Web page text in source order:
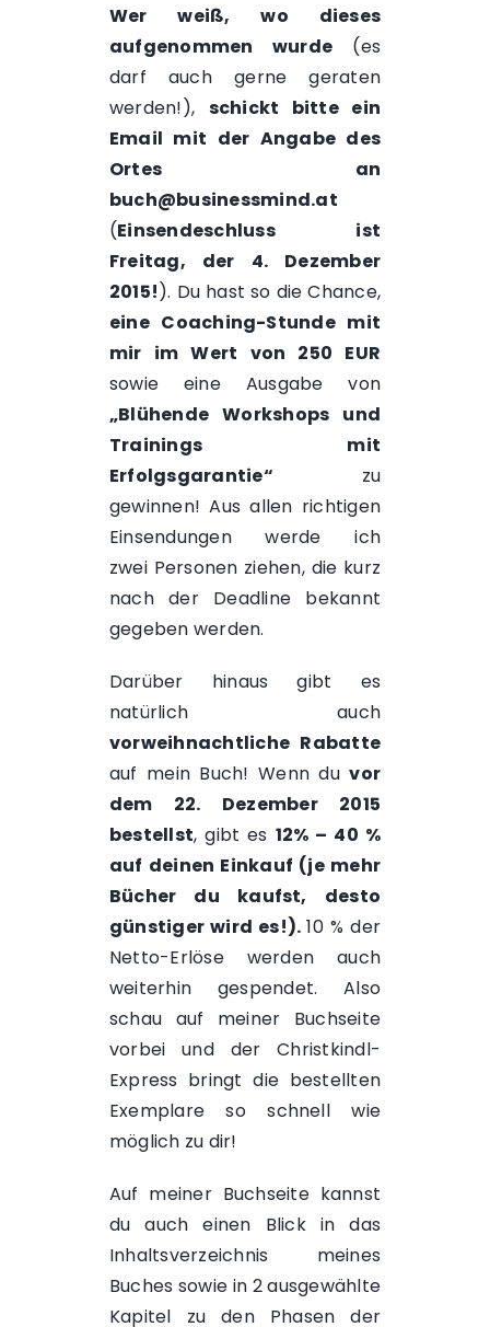
Wer weiß, wo dieses
aufgenommen wurde (es
darf auch gerne geraten
werden!), schickt bitte ein
Email mit der Angabe des
Ortes an
buch@businessmind.at
(Einsendeschluss ist
Freitag, der 4. Dezember
2015!). Du hast so die Chance,
eine Coaching-Stunde mit
mir im Wert von 250 EUR
sowie eine Ausgabe von
„Blühende Workshops und
Trainings mit
Erfolgsgarantie“ zu
gewinnen! Aus allen richtigen
Einsendungen werde ich
zwei Personen ziehen, die kurz
nach der Deadline bekannt
gegeben werden.
Darüber hinaus gibt es
natürlich auch
vorweihnachtliche Rabatte
auf mein Buch! Wenn duvor
dem 22. Dezember 2015
bestellst, gibt es 12% – 40 %
auf deinen Einkauf (je mehr
Bücher du kaufst, desto
günstiger wird es!).10 % der
Netto-Erlöse werden auch
weiterhin gespendet. Also
schau auf meiner Buchseite
vorbei und der Christkindl-
Express bringt die bestellten
Exemplare so schnell wie
möglich zu dir!
Auf meiner Buchseitekannst
du auch einen Blick in das
Inhaltsverzeichnis meines
Buches sowie in 2 ausgewählte
Kapitel zu den Phasen der